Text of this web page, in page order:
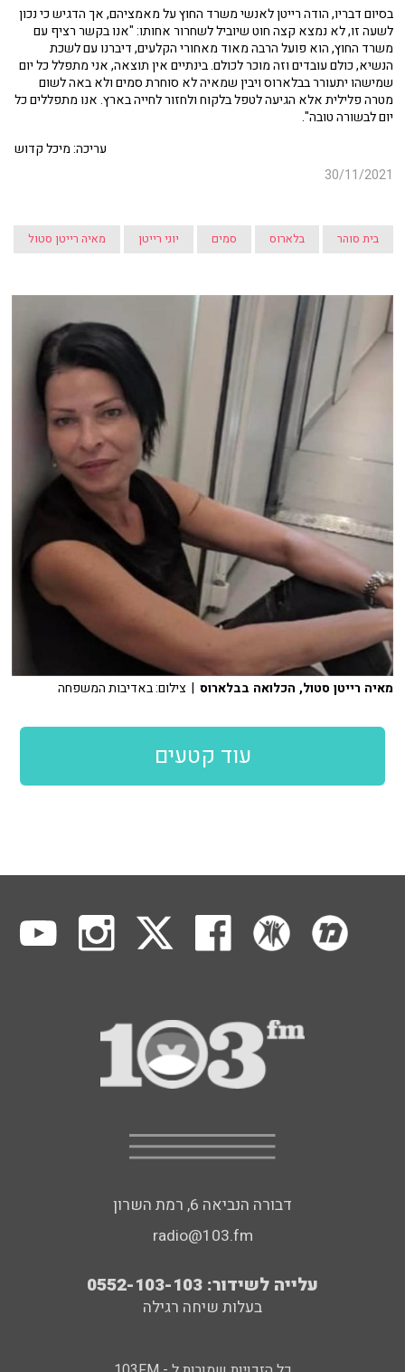
בסיום דבריו, הודה רייטן לאנשי משרד החוץ על מאמציהם, אך הדגיש כי נכון
לשעה זו, לא נמצא קצה חוט שיוביל לשחרור אחותו: "אנו בקשר רציף עם
משרד החוץ, הוא פועל הרבה מאוד מאחורי הקלעים, דיברנו עם לשכת
הנשיא, כולם עובדים וזה מוכר לכולם. בינתיים אין תוצאה, אני מתפלל כל יום
שמישהו יתעורר בבלארוס ויבין שמאיה לא סוחרת סמים ולא באה לשום
מטרה פלילית אלא הגיעה לטפל בלקוח ולחזור לחייה בארץ. אנו מתפללים כל
יום לבשורה טובה".
עריכה: מיכל קדוש
30/11/2021
בית סוהר בלארוס סמים יוני רייטן מאיה רייטן סטול
מאיה רייטן סטול, הכלואה בבלארוס | צילום: באדיבות המשפחה
עוד קטעים
דבורה הנביאה 6, רמת השרון
radio@103.fm
עלייה לשידור: 0552-103-103
בעלות שיחה רגילה